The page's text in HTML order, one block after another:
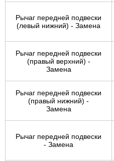
Рычаг передней подвески
(левый нижний) - Замена
Рычаг передней подвески
(правый верхний) -
Замена
Рычаг передней подвески
(правый нижний) -
Замена
Рычаг передней подвески
- Замена